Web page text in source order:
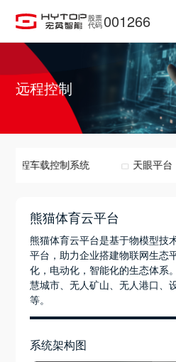
股票
代码 001266
远程控制
远程车载控制系统 天眼平台
熊猫体育云平台
熊猫体育云平台是基于物模型技
平台，助力企业搭建物联网生态
化，电动化，智能化的生态体系
慧城市、无人矿山、无人港口、
等。
系统架构图